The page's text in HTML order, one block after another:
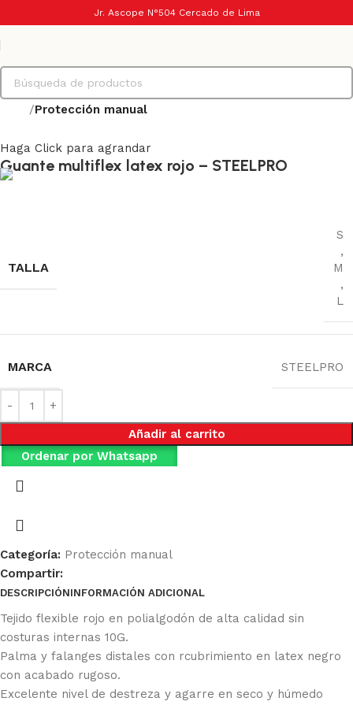
Jr. Ascope N°504 Cercado de Lima
Protección manual
Haga Click para agrandar
Guante multiflex latex rojo – STEELPRO
TALLA
S
,
M
,
L
MARCA STEELPRO
Añadir al carrito
Ordenar por Whatsapp
Categoría: Protección manual
Compartir:
DESCRIPCIÓNINFORMACIÓN ADICIONAL
Tejido flexible rojo en polialgodón de alta calidad sin
costuras internas 10G.
Palma y falanges distales con rcubrimiento en latex negro
con acabado rugoso.
Excelente nivel de destreza y agarre en seco y húmedo